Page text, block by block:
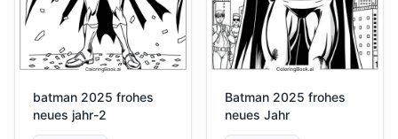
batman 2025 frohes
neues jahr-2
Batman 2025 frohes
neues Jahr